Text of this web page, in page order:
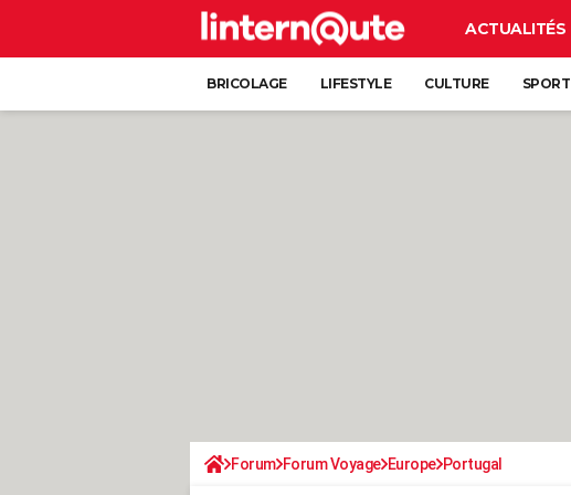
ACTUALITÉS
BRICOLAGE LIFESTYLE CULTURE SPORT
Forum Forum Voyage Europe Portugal